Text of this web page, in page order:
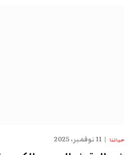
حياتنا 11 نوفمبر، 2025